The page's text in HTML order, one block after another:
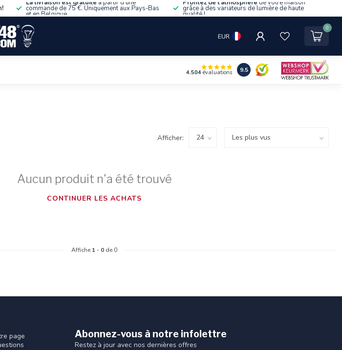
La livraison est gratuite à partir d'une
commande de 75 €. Uniquement aux Pays-Bas
et en Belgique.
Profitez de l'atmosphère de votre maison
grâce à des variateurs de lumière de haute
qualité !
EUR
0
4.504 évaluations 9.5
Afficher:
Aucun produit n'a été trouvé
CONTINUER LES ACHATS
Affiche 1 - 0 de 0
page
Abonnez-vous à notre infolettre
Restez à jour avec nos dernières offres